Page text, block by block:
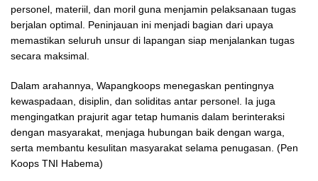
personel, materiil, dan moril guna menjamin pelaksanaan tugas
berjalan optimal. Peninjauan ini menjadi bagian dari upaya
memastikan seluruh unsur di lapangan siap menjalankan tugas
secara maksimal.
Dalam arahannya, Wapangkoops menegaskan pentingnya
kewaspadaan, disiplin, dan soliditas antar personel. Ia juga
mengingatkan prajurit agar tetap humanis dalam berinteraksi
dengan masyarakat, menjaga hubungan baik dengan warga,
serta membantu kesulitan masyarakat selama penugasan. (Pen
Koops TNI Habema)